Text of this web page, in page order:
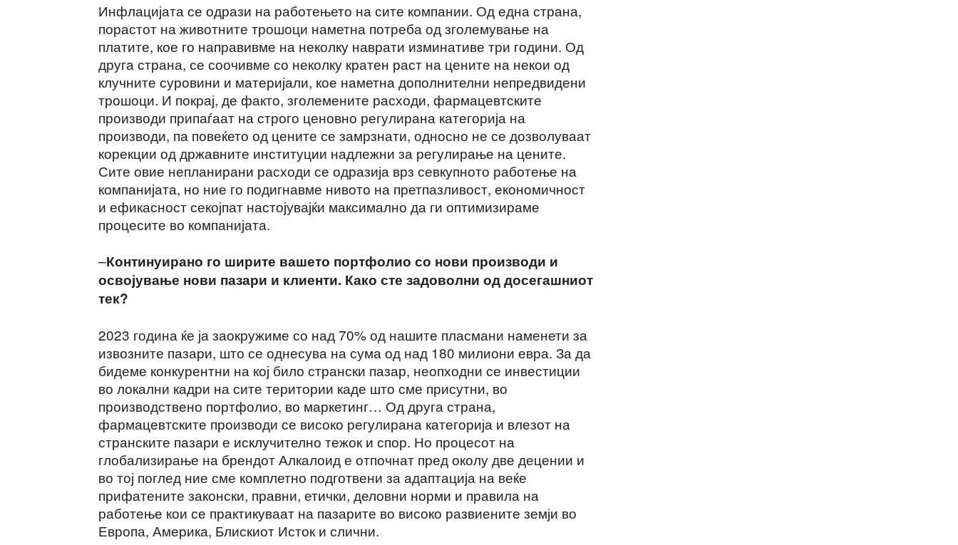
Инфлацијата се одрази на работењето на сите компании. Од една страна,
порастот на животните трошоци наметна потреба од зголемување на
платите, кое го направивме на неколку наврати изминативе три години. Од
друга страна, се соочивме со неколку кратен раст на цените на некои од
клучните суровини и материјали, кое наметна дополнителни непредвидени
трошоци. И покрај, де факто, зголемените расходи, фармацевтските
производи припаѓаат на строго ценовно регулирана категорија на
производи, па повеќето од цените се замрзнати, односно не се дозволуваат
корекции од државните институции надлежни за регулирање на цените.
Сите овие непланирани расходи се одразија врз севкупното работење на
компанијата, но ние го подигнавме нивото на претпазливост, економичност
и ефикасност секојпат настојувајќи максимално да ги оптимизираме
процесите во компанијата.
–Континуирано го ширите вашето портфолио со нови производи и
освојување нови пазари и клиенти. Како сте задоволни од досегашниот
тек?
2023 година ќе ја заокружиме со над 70% од нашите пласмани наменети за
извозните пазари, што се однесува на сума од над 180 милиони евра. За да
бидеме конкурентни на кој било странски пазар, неопходни се инвестиции
во локални кадри на сите територии каде што сме присутни, во
производствено портфолио, во маркетинг… Од друга страна,
фармацевтските производи се високо регулирана категорија и влезот на
странските пазари е исклучително тежок и спор. Но процесот на
глобализирање на брендот Алкалоид е отпочнат пред околу две децении и
во тој поглед ние сме комплетно подготвени за адаптација на веќе
прифатените законски, правни, етички, деловни норми и правила на
работење кои се практикуваат на пазарите во високо развиените земји во
Европа, Америка, Блискиот Исток и слични.